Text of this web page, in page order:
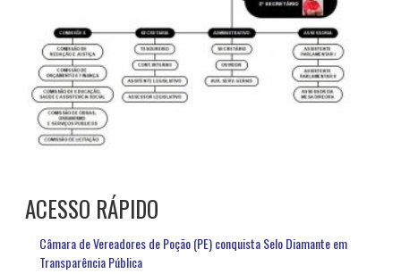
ACESSO RÁPIDO
Câmara de Vereadores de Poção (PE) conquista Selo Diamante em
Transparência Pública